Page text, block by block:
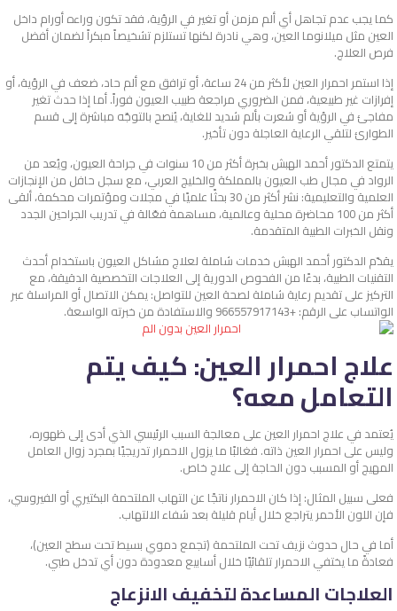
كما يجب عدم تجاهل أي ألم مزمن أو تغير في الرؤية، فقد تكون وراءه أورام داخل
العين مثل ميلانوما العين، وهي نادرة لكنها تستلزم تشخيصاً مبكراً لضمان أفضل
فرص العلاج.
إذا استمر احمرار العين لأكثر من 24 ساعة، أو ترافق مع ألم حاد، ضعف في الرؤية، أو
إفرازات غير طبيعية، فمن الضروري مراجعة طبيب العيون فوراً. أما إذا حدث تغير
مفاجئ في الرؤية أو شعرت بألم شديد للغاية، يُنصح بالتوجّه مباشرة إلى قسم
الطوارئ لتلقي الرعاية العاجلة دون تأخير.
يتمتع الدكتور أحمد الهبش بخبرة أكثر من 10 سنوات في جراحة العيون، ويُعد من
الرواد في مجال طب العيون بالمملكة والخليج العربي، مع سجل حافل من الإنجازات
العلمية والتعليمية: نشر أكثر من 30 بحثًا علميًا في مجلات ومؤتمرات محكمة، ألقى
أكثر من 100 محاضرة محلية وعالمية، مساهمة فعّالة في تدريب الجراحين الجدد
ونقل الخبرات الطبية المتقدمة.
يقدّم الدكتور أحمد الهبش خدمات شاملة لعلاج مشاكل العيون باستخدام أحدث
التقنيات الطبية، بدءًا من الفحوص الدورية إلى العلاجات التخصصية الدقيقة، مع
التركيز على تقديم رعاية شاملة لصحة العين للتواصل: يمكن الاتصال أو المراسلة عبر
الواتساب على الرقم: +966557917143 والاستفادة من خبرته الواسعة.
علاج احمرار العين: كيف يتم
التعامل معه؟
يُعتمد في علاج احمرار العين على معالجة السبب الرئيسي الذي أدى إلى ظهوره،
وليس على احمرار العين ذاته. فغالبًا ما يزول الاحمرار تدريجيًا بمجرد زوال العامل
المهيج أو المسبب دون الحاجة إلى علاج خاص.
فعلى سبيل المثال: إذا كان الاحمرار ناتجًا عن التهاب الملتحمة البكتيري أو الفيروسي،
فإن اللون الأحمر يتراجع خلال أيام قليلة بعد شفاء الالتهاب.
أما في حال حدوث نزيف تحت الملتحمة (تجمع دموي بسيط تحت سطح العين)،
فعادةً ما يختفي الاحمرار تلقائيًا خلال أسابيع معدودة دون أي تدخل طبي.
العلاجات المساعدة لتخفيف الانزعاج